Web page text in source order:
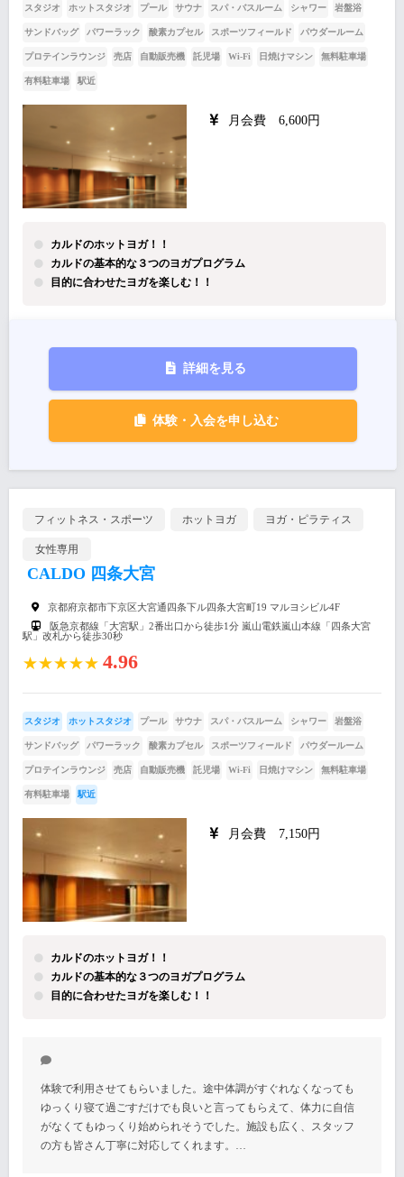
スタジオ ホットスタジオ プール サウナ スパ・バスルーム シャワー 岩盤浴
サンドバッグ パワーラック 酸素カプセル スポーツフィールド パウダールーム
プロテインラウンジ 売店 自動販売機 託児場 Wi-Fi 日焼けマシン 無料駐車場
有料駐車場 駅近
月会費 6,600円
カルドのホットヨガ！！
カルドの基本的な３つのヨガプログラム
目的に合わせたヨガを楽しむ！！
詳細を見る
体験・入会を申し込む
フィットネス・スポーツ ホットヨガ ヨガ・ピラティス
女性専用
CALDO 四条大宮
京都府京都市下京区大宮通四条下ル四条大宮町19 マルヨシビル4F
阪急京都線「大宮駅」2番出口から徒歩1分 嵐山電鉄嵐山本線「四条大宮
駅」改札から徒歩30秒
★★★★★ 4.96
スタジオ ホットスタジオ プール サウナ スパ・バスルーム シャワー 岩盤浴
サンドバッグ パワーラック 酸素カプセル スポーツフィールド パウダールーム
プロテインラウンジ 売店 自動販売機 託児場 Wi-Fi 日焼けマシン 無料駐車場
有料駐車場 駅近
月会費 7,150円
カルドのホットヨガ！！
カルドの基本的な３つのヨガプログラム
目的に合わせたヨガを楽しむ！！
体験で利用させてもらいました。途中体調がすぐれなくなっても
ゆっくり寝て過ごすだけでも良いと言ってもらえて、体力に自信
がなくてもゆっくり始められそうでした。施設も広く、スタッフ
の方も皆さん丁寧に対応してくれます。…